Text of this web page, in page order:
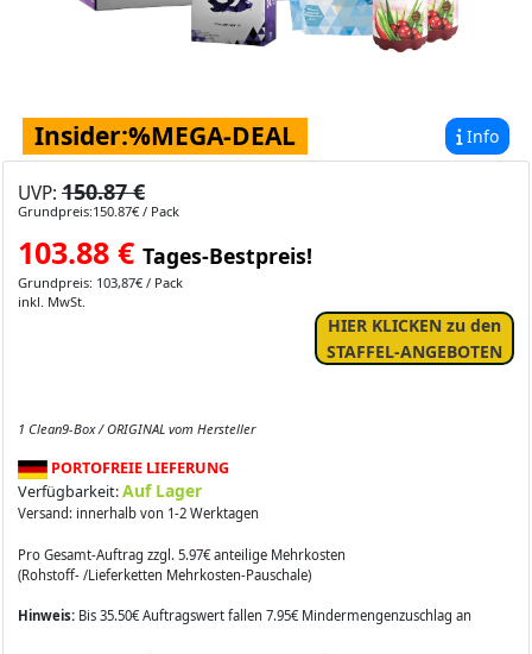
Info
Insider:%MEGA-DEAL
UVP: 150.87 €
Grundpreis:150.87€ / Pack
103.88 € Tages-Bestpreis!
Grundpreis: 103,87€ / Pack
inkl. MwSt.
HIER KLICKEN zu den
STAFFEL-ANGEBOTEN
1 Clean9-Box / ORIGINAL vom Hersteller
PORTOFREIE LIEFERUNG
Verfügbarkeit:Auf Lager
Versand: innerhalb von 1-2 Werktagen
Pro Gesamt-Auftrag zzgl. 5.97€ anteilige Mehrkosten
(Rohstoff- /Lieferketten Mehrkosten-Pauschale)
Hinweis: Bis 35.50€ Auftragswert fallen 7.95€ Mindermengenzuschlag an